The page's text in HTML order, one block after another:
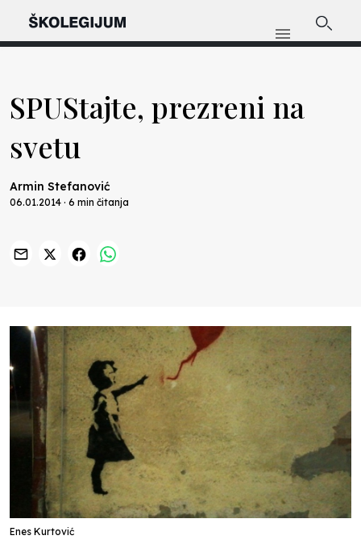
SPUStajte, prezreni na
svetu
Armin Stefanović
06.01.2014 · 6 min čitanja
Enes Kurtović